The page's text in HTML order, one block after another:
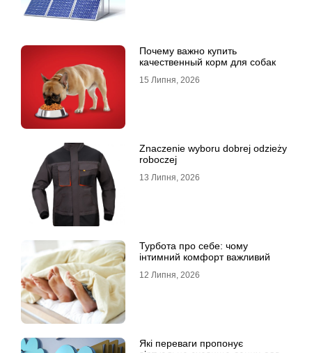
Почему важно купить
качественный корм для собак
15 Липня, 2026
Znaczenie wyboru dobrej odzieży
roboczej
13 Липня, 2026
Турбота про себе: чому
інтимний комфорт важливий
12 Липня, 2026
Які переваги пропонує